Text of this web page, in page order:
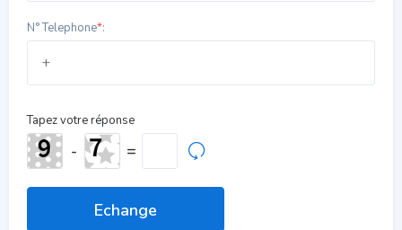
N° Telephone*:
Tapez votre réponse
- =